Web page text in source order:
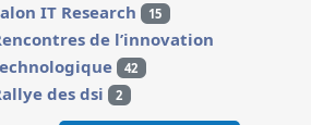
IT Research 15
de l’innovation
42
des dsi 2